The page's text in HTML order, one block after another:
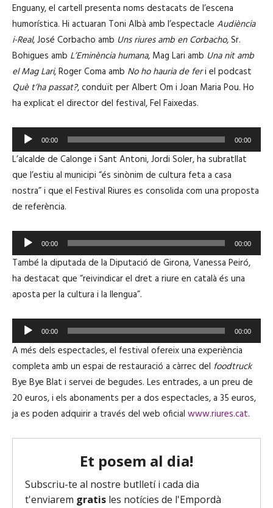
Enguany, el cartell presenta noms destacats de l’escena
humorística. Hi actuaran Toni Albà amb l’espectacle Audiència
i-Real, José Corbacho amb Uns riures amb en Corbacho, Sr.
Bohigues amb L’Eminència humana, Mag Lari amb Una nit amb
el Mag Lari, Roger Coma amb No ho hauria de feri el podcast
Què t’ha passat?, conduït per Albert Om i Joan Maria Pou. Ho
ha explicat el director del festival, Fel Faixedas.
e
p
r
o
d
u
t
o
r
à
u
d
i
o
00:00 00:00
L’alcalde de Calonge i Sant Antoni, Jordi Soler, ha subratllat
que l’estiu al municipi “és sinònim de cultura feta a casa
nostra” i que el Festival Riures es consolida com una proposta
de referència.
e
p
r
o
d
c
t
o
r
d
00:00 00:00
També la diputada de la Diputació de Girona, Vanessa Peiró,
ha destacat que “reivindicar el dret a riure en català és una
aposta per la cultura i la llengua”.
e
p
r
o
d
u
c
00:00 00:00
A més dels espectacles, el festival ofereix una experiència
completa amb un espai de restauració a càrrec del foodtruck
Bye Bye Blat i servei de begudes. Les entrades, a un preu de
20 euros, i els abonaments per a dos espectacles, a 35 euros,
ja es poden adquirir a través del web oficial www.riures.cat.